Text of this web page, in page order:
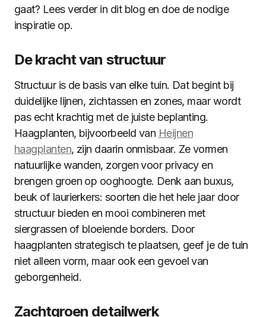
gaat? Lees verder in dit blog en doe de nodige
inspiratie op.
De kracht van structuur
Structuur is de basis van elke tuin. Dat begint bij
duidelijke lijnen, zichtassen en zones, maar wordt
pas echt krachtig met de juiste beplanting.
Haagplanten, bijvoorbeeld van Heijnen
haagplanten, zijn daarin onmisbaar. Ze vormen
natuurlijke wanden, zorgen voor privacy en
brengen groen op ooghoogte. Denk aan buxus,
beuk of laurierkers: soorten die het hele jaar door
structuur bieden en mooi combineren met
siergrassen of bloeiende borders. Door
haagplanten strategisch te plaatsen, geef je de tuin
niet alleen vorm, maar ook een gevoel van
geborgenheid.
Zachtgroen detailwerk